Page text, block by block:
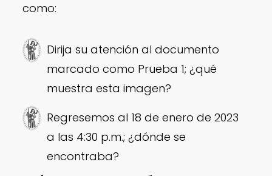
como:
Dirija su atención al documento
marcado como Prueba 1; ¿qué
muestra esta imagen?
Regresemos al 18 de enero de 2023
a las 4:30 p.m.; ¿dónde se
encontraba?